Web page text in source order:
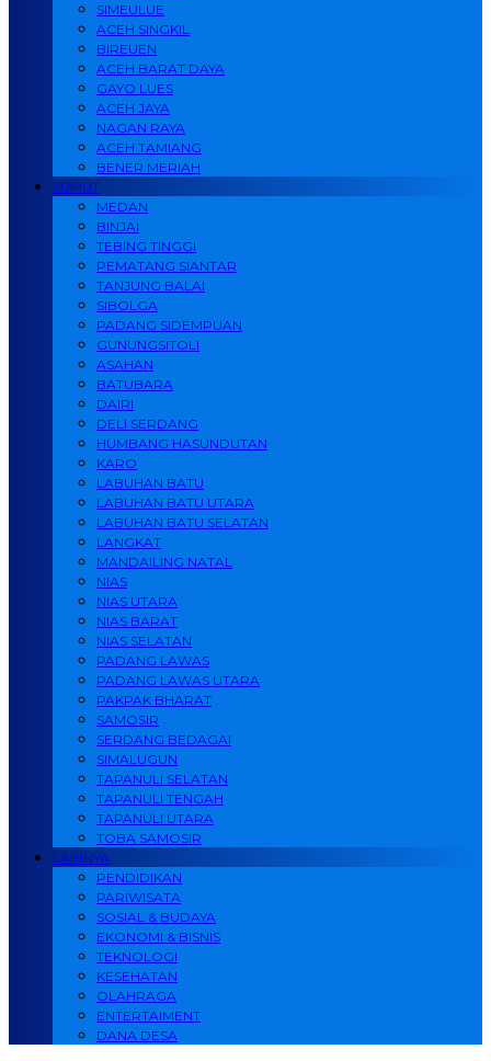
SIMEULUE
ACEH SINGKIL
BIREUEN
ACEH BARAT DAYA
GAYO LUES
ACEH JAYA
NAGAN RAYA
ACEH TAMIANG
BENER MERIAH
SUMUT
MEDAN
BINJAI
TEBING TINGGI
PEMATANG SIANTAR
TANJUNG BALAI
SIBOLGA
PADANG SIDEMPUAN
GUNUNGSITOLI
ASAHAN
BATUBARA
DAIRI
DELI SERDANG
HUMBANG HASUNDUTAN
KARO
LABUHAN BATU
LABUHAN BATU UTARA
LABUHAN BATU SELATAN
LANGKAT
MANDAILING NATAL
NIAS
NIAS UTARA
NIAS BARAT
NIAS SELATAN
PADANG LAWAS
PADANG LAWAS UTARA
PAKPAK BHARAT
SAMOSIR
SERDANG BEDAGAI
SIMALUGUN
TAPANULI SELATAN
TAPANULI TENGAH
TAPANULI UTARA
TOBA SAMOSIR
LAINNYA
PENDIDIKAN
PARIWISATA
SOSIAL & BUDAYA
EKONOMI & BISNIS
TEKNOLOGI
KESEHATAN
OLAHRAGA
ENTERTAIMENT
DANA DESA